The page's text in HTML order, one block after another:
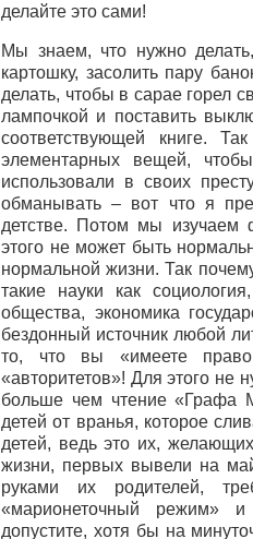
делайте это сами!
Мы знаем, что нужно
картошку, засолить пару
делать, чтобы в сарае горел
лампочкой и поставить
соответствующей книге.
элементарных вещей,
использовали в своих
обманывать – вот что я
детстве. Потом мы изучаем
этого не может быть
нормальной жизни. Так
такие науки как
общества, экономика
бездонный источник любой
то, что вы «имеете
«авторитетов»! Для этого не
больше чем чтение «Графа
детей от вранья, которое
детей, ведь это их,
жизни, первых вывели на
руками их родителей,
«марионеточный режим» и
допустите, хотя бы на